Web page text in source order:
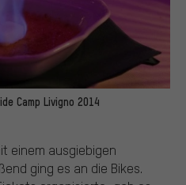
Camp Livigno 2014
einem ausgiebigen
ging es an die Bikes.